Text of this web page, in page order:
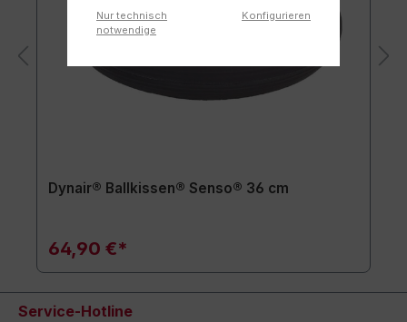
Dynair® Ballkissen® Senso® 36 cm
64,90 €*
Service-Hotline
Nur technisch
notwendige
Konfigurieren